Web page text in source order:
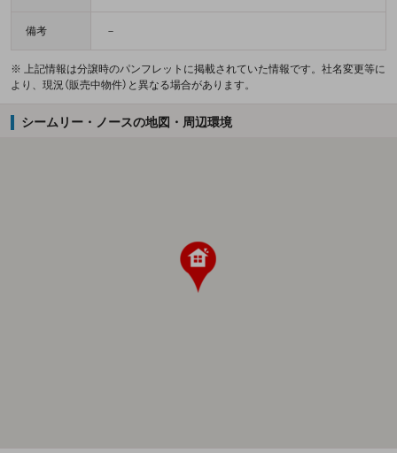
備考 －
※ 上記情報は分譲時のパンフレットに掲載されていた情報です。社名変更等に
より、現況（販売中物件）と異なる場合があります。
シームリー・ノースの地図・周辺環境